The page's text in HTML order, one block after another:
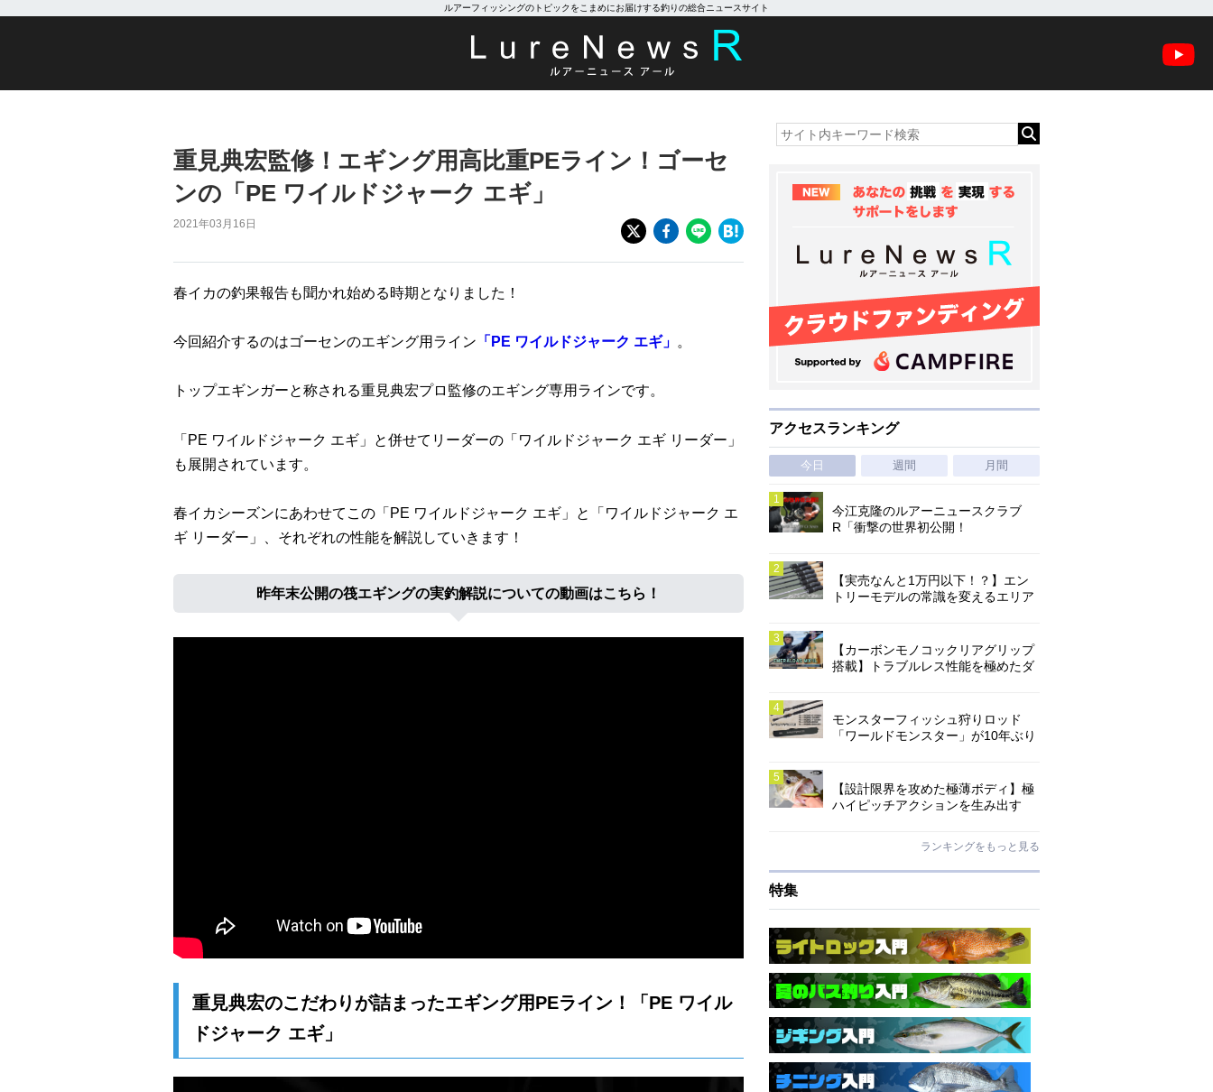
ルアーフィッシングのトピックをこまめにお届けする釣りの総合ニュースサイト
重見典宏監修！エギング用高比重PEライン！ゴーセ
ンの「PE ワイルドジャーク エギ」
2021年03月16日
春イカの釣果報告も聞かれ始める時期となりました！
今回紹介するのはゴーセンのエギング用ライン 「PE ワイルドジャーク エギ」 。
トップエギンガーと称される重見典宏プロ監修のエギング専用ラインです。
「PE ワイルドジャーク エギ」と併せてリーダーの「ワイルドジャーク エギ リーダー」
も展開されています。
春イカシーズンにあわせてこの「PE ワイルドジャーク エギ」と「ワイルドジャーク エ
ギ リーダー」、それぞれの性能を解説していきます！
昨年末公開の筏エギングの実釣解説についての動画はこちら！
重見典宏のこだわりが詰まったエギング用PEライン！「PE ワイル
ドジャーク エギ」
アクセスランキング
今日 週間 月間
今江克隆のルアーニュースクラブ
R「衝撃の世界初公開！
【実売なんと1万円以下！？】エン
トリーモデルの常識を変えるエリア
【カーボンモノコックリアグリップ
搭載】トラブルレス性能を極めたダ
モンスターフィッシュ狩りロッド
「ワールドモンスター」が10年ぶり
【設計限界を攻めた極薄ボディ】極
ハイピッチアクションを生み出す
ランキングをもっと見る
特集